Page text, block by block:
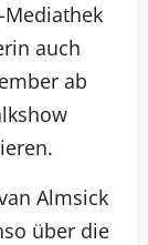
Mediathek
auch
ab
Almsick
über die